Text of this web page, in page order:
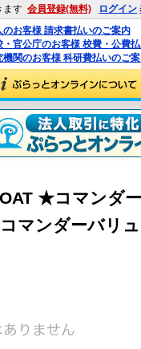
ます 会員登録(無料) ログイン
のお客様 請求書払いのご案内
・官公庁のお客様 校費・公費
機関のお客様 科研費払いのご
★コマンダ
マンダーバリ